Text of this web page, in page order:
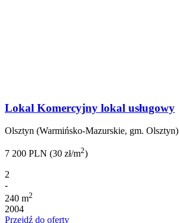
Lokal Komercyjny lokal usługowy
Olsztyn (Warmińsko-Mazurskie, gm. Olsztyn)
7 200 PLN (30 zł/m2)
2
-
240 m2
2004
Przejdź do oferty